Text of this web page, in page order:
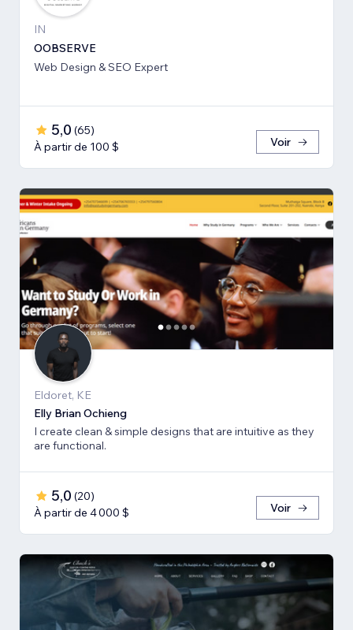
IN
OOBSERVE
Web Design & SEO Expert
5,0 (65)
À partir de 100 $
Voir
Eldoret, KE
Elly Brian Ochieng
I create clean & simple designs that are intuitive as they
are functional.
5,0 (20)
À partir de 4 000 $
Voir